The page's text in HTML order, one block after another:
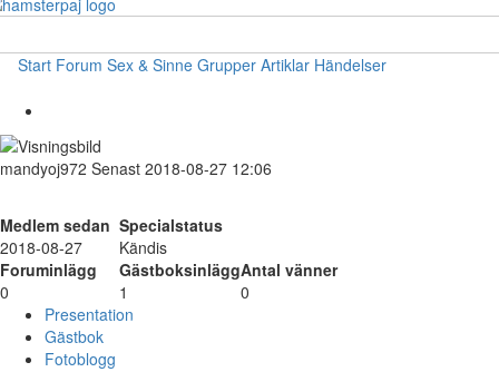
Start Forum Sex & Sinne Grupper Artiklar Händelser
mandyoj972 Senast 2018-08-27 12:06
Medlem sedan Specialstatus
2018-08-27
Kändis
Foruminlägg
GästboksinläggAntal vänner
0
1
0
Presentation
Gästbok
Fotoblogg